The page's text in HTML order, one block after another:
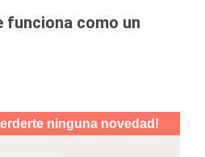
funciona como un